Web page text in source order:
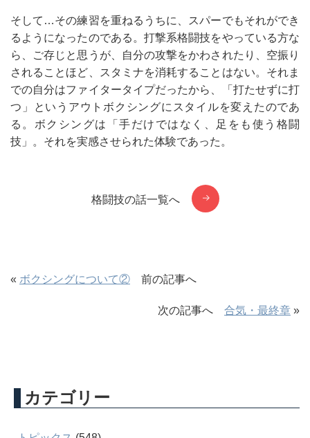
そして…その練習を重ねるうちに、スパーでもそれができ
るようになったのである。打撃系格闘技をやっている方な
ら、ご存じと思うが、自分の攻撃をかわされたり、空振り
されることほど、スタミナを消耗することはない。それま
での自分はファイタータイプだったから、「打たせずに打
つ」というアウトボクシングにスタイルを変えたのであ
る。ボクシングは「手だけではなく、足をも使う格闘
技」。それを実感させられた体験であった。
格闘技の話一覧へ
« ボクシングについて② 前の記事へ
次の記事へ 合気・最終章 »
カテゴリー